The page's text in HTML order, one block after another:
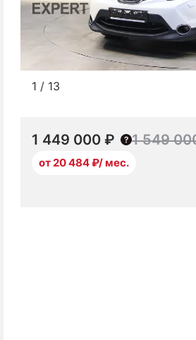
1 / 13
1 449 000 ₽ 1 549
от 20 484 ₽/ мес.